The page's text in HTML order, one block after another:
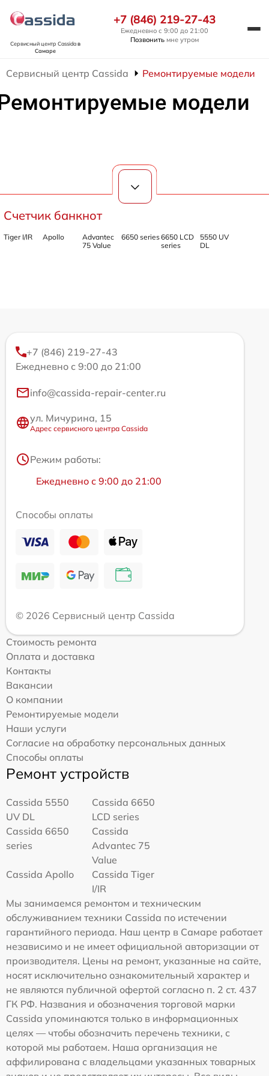
Сервисный центр Cassidaв
Самаре
+7 (846) 219-27-43
Ежедневно с 9:00 до 21:00
Позвонить мне утром
Сервисный центр Cassida Ремонтируемые модели
модели
Счетчик банкнот
Tiger I/IR Apollo
Advantec
75 Value
6650 series6650 LCD
series
5550 UV
DL
+7 (846) 219-27-43
Ежедневно с 9:00 до 21:00
info@cassida-repair-center.ru
ул. Мичурина, 15
Адрес сервисного центра Cassida
Режим работы:
Ежедневно с 9:00 до 21:00
Способы оплаты
© 2026 Сервисный центр Cassida
Стоимость ремонта
Оплата и доставка
Контакты
Вакансии
О компании
Ремонтируемые модели
Наши услуги
Согласие на обработку персональных данных
Способы оплаты
Ремонт устройств
Cassida 5550
UV DL
Cassida 6650
LCD series
Cassida 6650
series
Cassida
Advantec 75
Value
Cassida Apollo
Cassida Tiger
I/IR
Мы занимаемся ремонтом и техническим
обслуживанием техники Cassida по истечении
гарантийного периода. Наш центр в Самаре работает
независимо и не имеет официальной авторизации от
производителя. Цены на ремонт, указанные на сайте,
носят исключительно ознакомительный характер и
не являются публичной офертой согласно п. 2 ст. 437
ГК РФ. Названия и обозначения торговой марки
Cassida упоминаются только в информационных
целях — чтобы обозначить перечень техники, с
которой мы работаем. Наша организация не
аффилирована с владельцами указанных товарных